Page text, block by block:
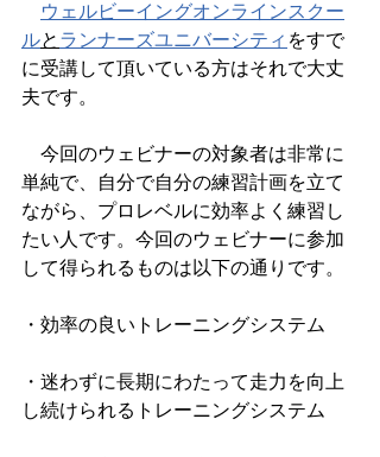
ウェルビーイングオンラインスクー
ルとランナーズユニバーシティ をすで
に受講して頂いている方はそれで大丈
夫です。
今回のウェビナーの対象者は非常に
単純で、自分で自分の練習計画を立て
ながら、プロレベルに効率よく練習し
たい人です。今回のウェビナーに参加
して得られるものは以下の通りです。
・効率の良いトレーニングシステム
・迷わずに長期にわたって走力を向上
し続けられるトレーニングシステム